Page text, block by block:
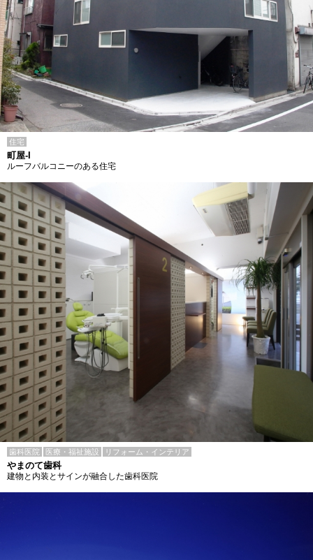
住宅
町屋-I
ルーフバルコニーのある住宅
歯科医院 医療・福祉施設 リフォーム・インテリア
やまのて歯科
建物と内装とサインが融合した歯科医院